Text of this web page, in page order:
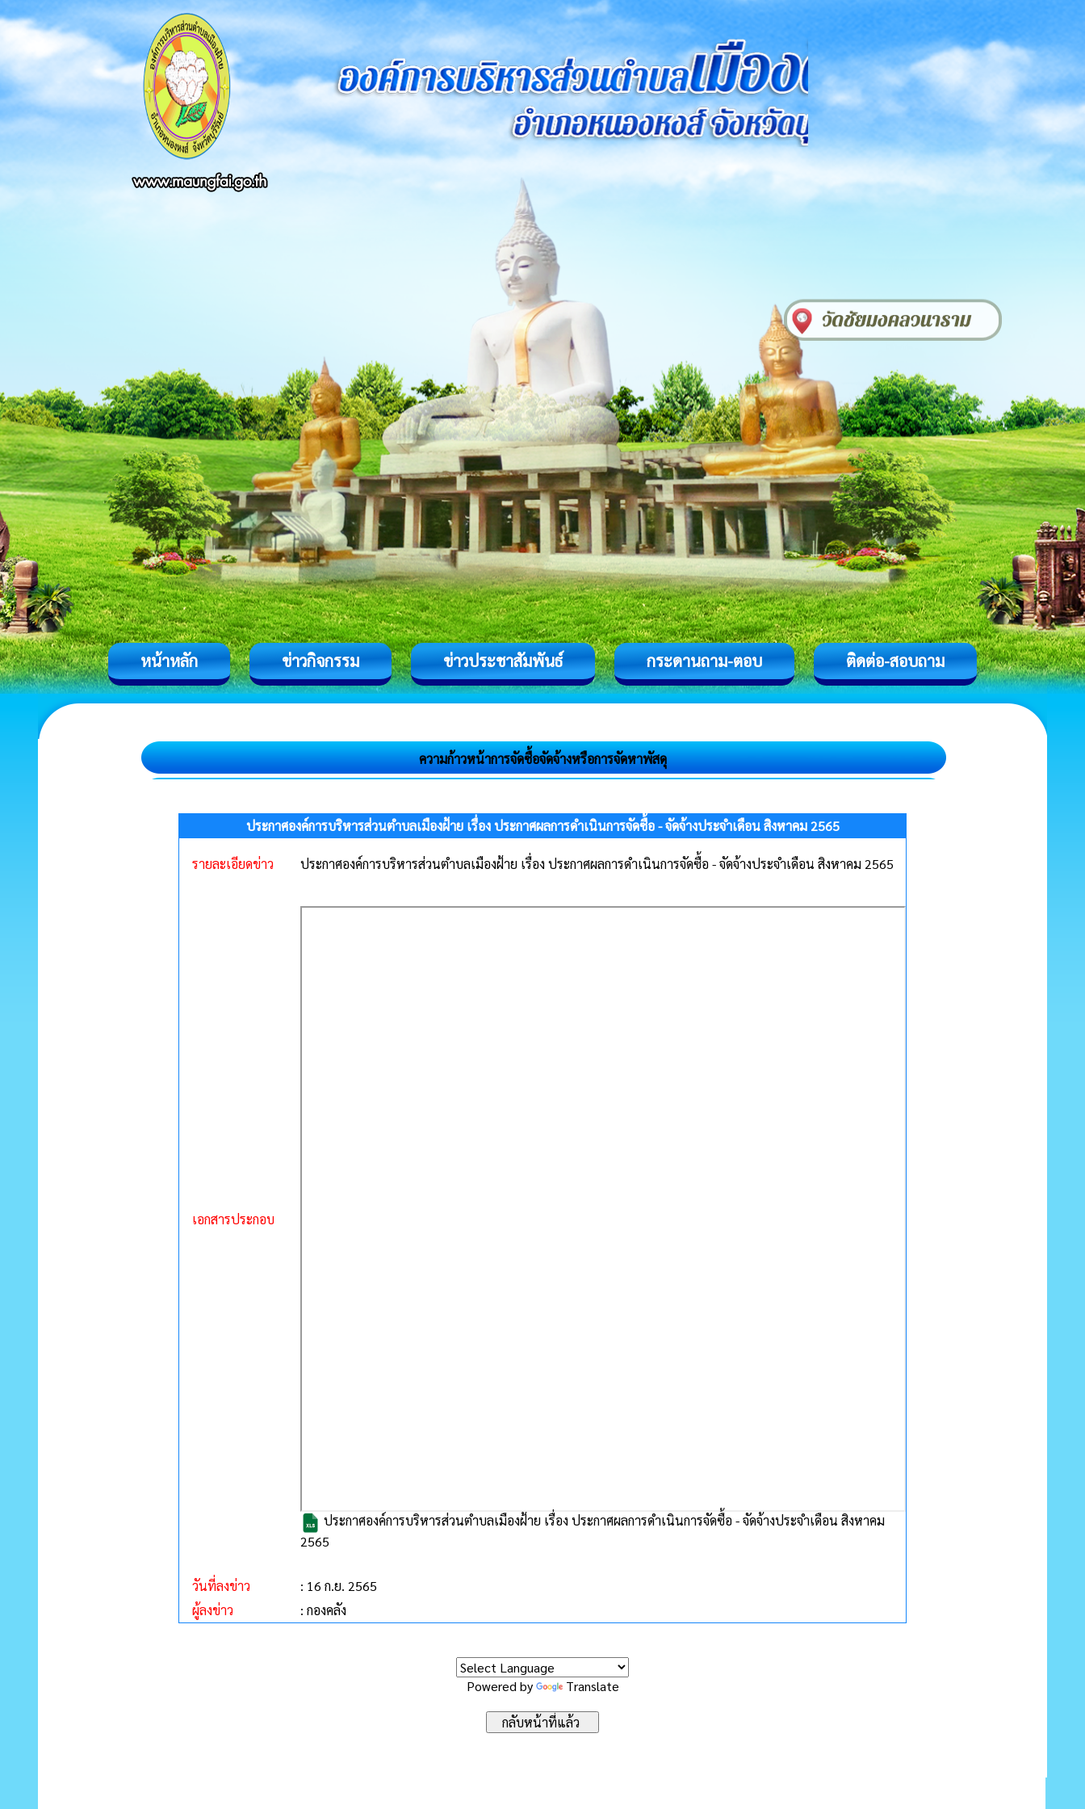
หน้าหลัก ข่าวกิจกรรม ข่าวประชาสัมพันธ์ กระดานถาม-ตอบ ติดต่อ-สอบถาม
ความก้าวหน้าการจัดซื้อจัดจ้างหรือการจัดหาพัสดุ
ประกาศองค์การบริหารส่วนตำบลเมืองฝ้าย เรื่อง ประกาศผลการดำเนินการจัดซื้อ - จัดจ้างประจำเดือน สิงหาคม 2565
รายละเอียดข่าว ประกาศองค์การบริหารส่วนตำบลเมืองฝ้าย เรื่อง ประกาศผลการดำเนินการจัดซื้อ - จัดจ้างประจำเดือน สิงหาคม 2565
เอกสารประกอบ
ประกาศองค์การบริหารส่วนตำบลเมืองฝ้าย เรื่อง ประกาศผลการดำเนินการจัดซื้อ - จัดจ้างประจำเดือน สิงหาคม
2565
วันที่ลงข่าว
: 16 ก.ย. 2565
ผู้ลงข่าว
: กองคลัง
Powered by Translate